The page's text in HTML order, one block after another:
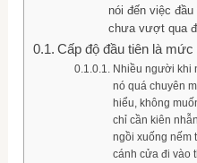
nói đến việc
chưa vượt qua
Cấp độ đầu tiên là mức
Nhiều người khi
nó quá chuyên
hiểu, không
chỉ cần kiên
ngồi xuống nếm
cánh cửa đi vào